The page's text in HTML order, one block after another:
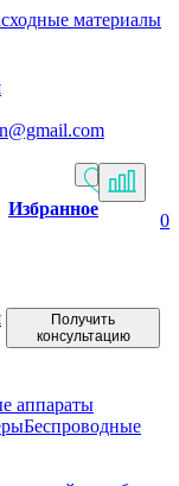
Избранное
0
Получить
консультацию
аппараты
Беспроводные